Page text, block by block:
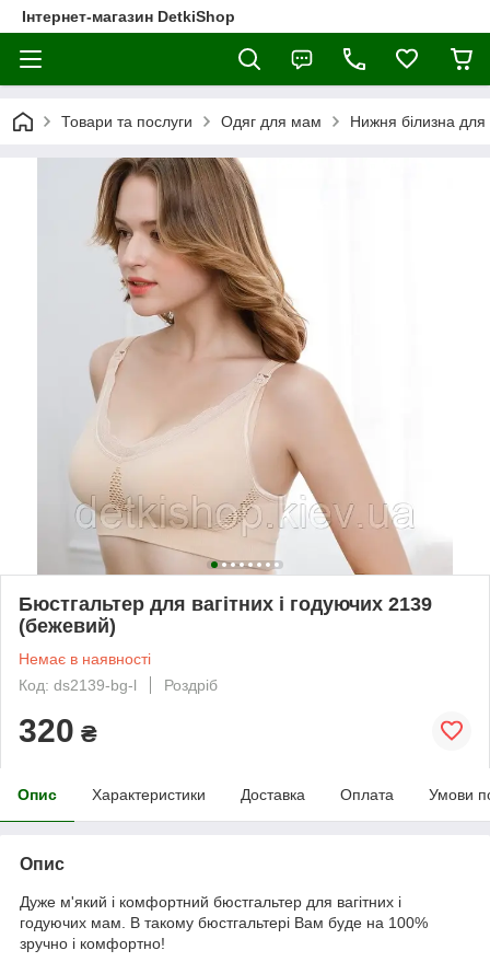
Інтернет-магазин DetkiShop
Товари та послуги Одяг для мам Нижня білизна для
Бюстгальтер для вагітних і годуючих 2139
(бежевий)
Немає в наявності
Код: ds2139-bg-l
Роздріб
320 ₴
Опис Характеристики Доставка Оплата Умови
Опис
Дуже м'який і комфортний бюстгальтер для вагітних і
годуючих мам. В такому бюстгальтері Вам буде на 100%
зручно і комфортно!